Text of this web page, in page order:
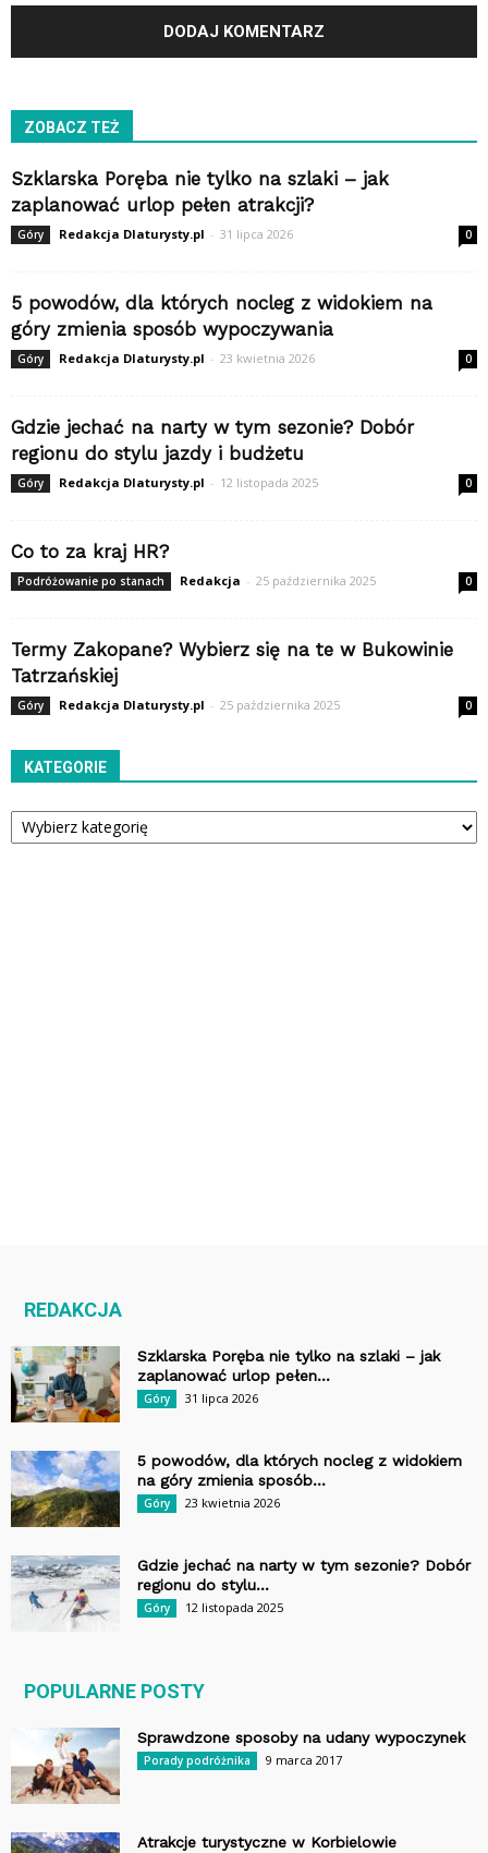
ZOBACZ TEŻ
Szklarska Poręba nie tylko na szlaki – jak
zaplanować urlop pełen atrakcji?
Góry Redakcja Dlaturysty.pl - 31 lipca 2026 0
5 powodów, dla których nocleg z widokiem na
góry zmienia sposób wypoczywania
Góry Redakcja Dlaturysty.pl - 23 kwietnia 2026 0
Gdzie jechać na narty w tym sezonie? Dobór
regionu do stylu jazdy i budżetu
Góry Redakcja Dlaturysty.pl - 12 listopada 2025 0
Co to za kraj HR?
Podróżowanie po stanach Redakcja - 25 października 2025 0
Termy Zakopane? Wybierz się na te w Bukowinie
Tatrzańskiej
Góry Redakcja Dlaturysty.pl - 25 października 2025 0
KATEGORIE
Kategorie
REDAKCJA
Szklarska Poręba nie tylko na szlaki – jak
zaplanować urlop pełen...
Góry 31 lipca 2026
5 powodów, dla których nocleg z widokiem
na góry zmienia sposób...
Góry 23 kwietnia 2026
Gdzie jechać na narty w tym sezonie? Dobór
regionu do stylu...
Góry 12 listopada 2025
POPULARNE POSTY
Sprawdzone sposoby na udany wypoczynek
Porady podróżnika 9 marca 2017
Atrakcje turystyczne w Korbielowie